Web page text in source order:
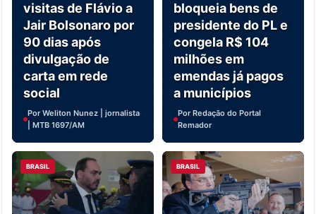
visitas de Flávio a
Jair Bolsonaro por
90 dias após
divulgação de
carta em rede
social
Por Weliton Nunez | jornalista
| MTB 1697/AM
bloqueia bens de
presidente do PL e
congela R$ 104
milhões em
emendas já pagos
a municípios
Por Redação do Portal
Remador
BRASIL BRASIL